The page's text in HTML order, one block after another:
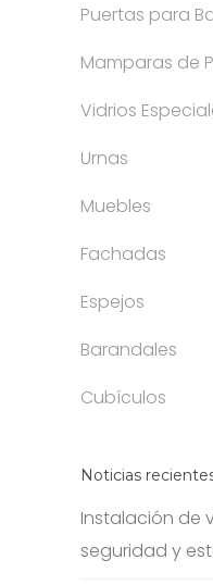
Puertas para
Mamparas de
Vidrios
Urnas
Muebles
Fachadas
Espejos
Barandales
Cubículos
Noticias
Instalación de
seguridad y